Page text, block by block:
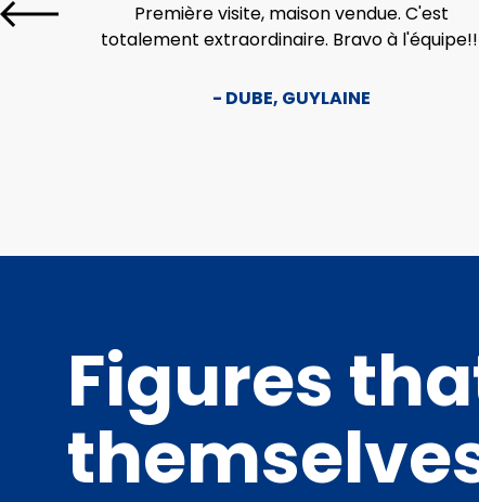
Première visite, maison vendue. C'est
totalement extraordinaire. Bravo à
- DUBE, GUYLAINE
Figures